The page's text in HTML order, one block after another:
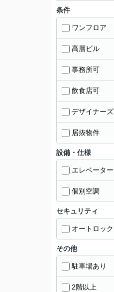
条件
ワンフロア
高層ビル
事務所可
飲食店可
デザイナーズ
居抜物件
設備・仕様
エレベーター
個別空調
セキュリティ
オートロック
その他
駐車場あり
2階以上